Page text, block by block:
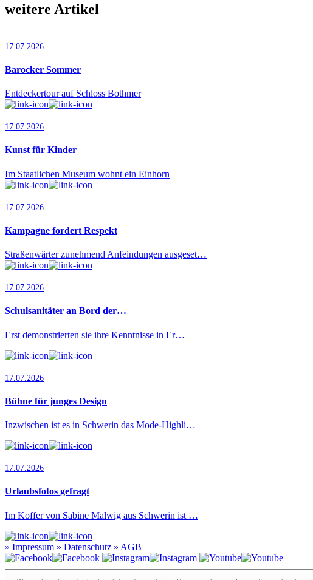
weitere Artikel
17.07.2026
Barocker Sommer
Entdeckertour auf Schloss Bothmer
17.07.2026
Kunst für Kinder
Im Staatlichen Museum wohnt ein Einhorn
17.07.2026
Kampagne fordert Respekt
Straßenwärter zunehmend Anfeindungen ausgeset…
17.07.2026
Schulsanitäter an Bord der…
Erst demonstrierten sie ihre Kenntnisse in Er…
17.07.2026
Bühne für junges Design
Inzwischen ist es in Schwerin das Mode-Highli…
17.07.2026
Urlaubsfotos gefragt
Im Koffer von Sabine Malwig aus Schwerin ist …
» Impressum » Datenschutz » AGB